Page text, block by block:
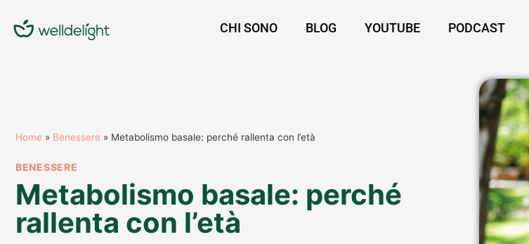
CHI SONO BLOG YOUTUBE PODCAST
Home » Benessere » Metabolismo basale: perché rallenta con l’età
BENESSERE
Metabolismo basale: perché
rallenta con l’età